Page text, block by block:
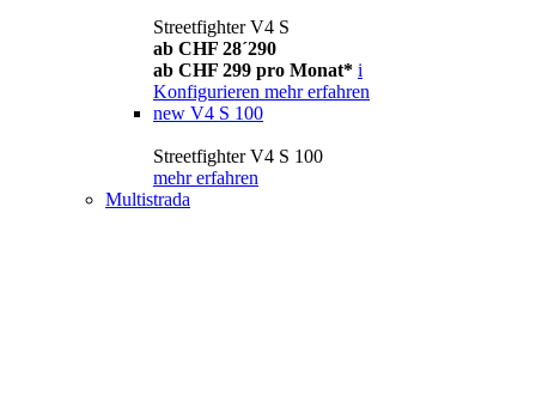
Streetfighter V4 S
ab CHF 28´290
ab CHF 299 pro Monat* i
Konfigurieren mehr erfahren
new V4 S 100
Streetfighter V4 S 100
mehr erfahren
Multistrada